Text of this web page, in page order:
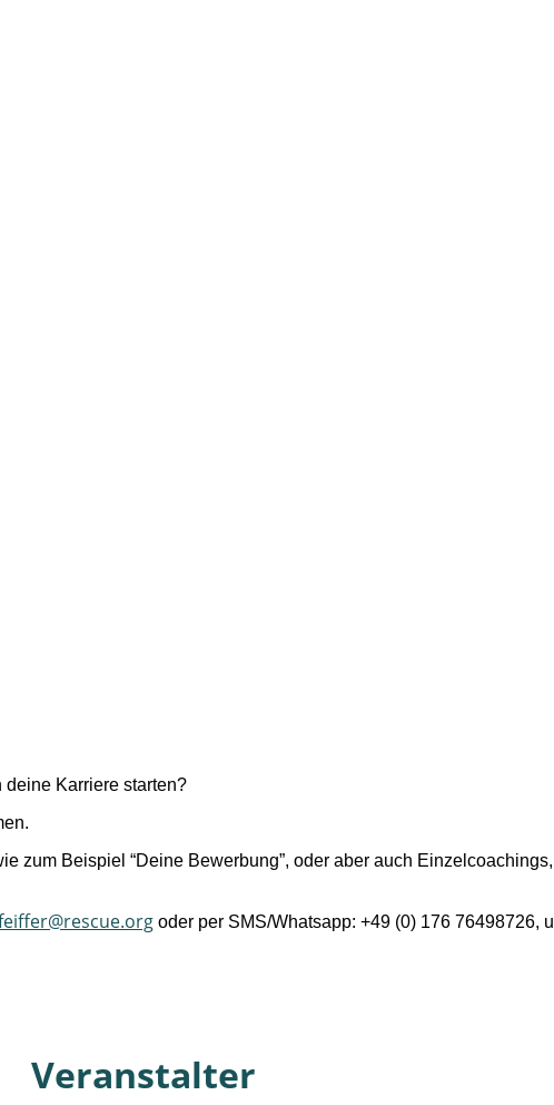
deine Karriere starten?
zum Beispiel “Deine Bewerbung”, oder aber auch
oder per SMS/Whatsapp: +49 (0) 176 76498726,
Veranstalter